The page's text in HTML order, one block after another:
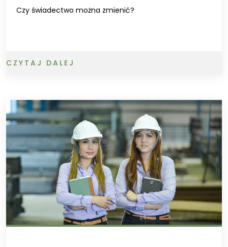
Czy świadectwo można zmienić?
CZYTAJ DALEJ